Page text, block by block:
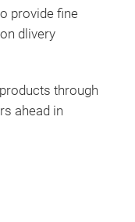
provide fine
dlivery
through
ahead in